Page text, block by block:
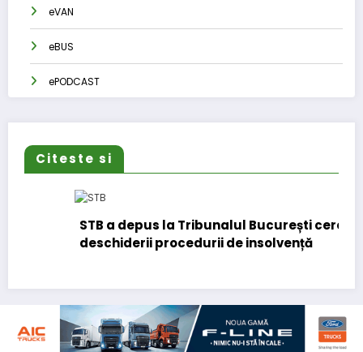
eVAN
eBUS
ePODCAST
Citeste si
STB a depus la Tribunalul București cererea
deschiderii procedurii de insolvență